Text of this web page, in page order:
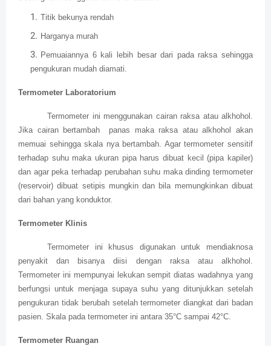
Titik bekunya rendah
Harganya murah
Pemuaiannya 6 kali lebih besar dari pada raksa sehingga
pengukuran mudah diamati.
Termometer Laboratorium
Termometer ini menggunakan cairan raksa atau alkhohol.
Jika cairan bertambah
panas maka raksa atau alkhohol akan
memuai sehingga skala nya bertambah. Agar termometer sensitif
terhadap suhu maka ukuran pipa harus dibuat kecil (pipa kapiler)
dan agar peka terhadap perubahan suhu maka dinding termometer
(reservoir) dibuat setipis mungkin dan bila memungkinkan dibuat
dari bahan yang konduktor.
Termometer Klinis
Termometer ini khusus digunakan untuk mendiaknosa
penyakit dan bisanya diisi dengan raksa atau alkhohol.
Termometer ini mempunyai lekukan sempit diatas wadahnya yang
berfungsi untuk menjaga supaya suhu yang ditunjukkan setelah
pengukuran tidak berubah setelah termometer diangkat dari badan
pasien. Skala pada termometer ini antara 35°C sampai 42°C.
Termometer Ruangan